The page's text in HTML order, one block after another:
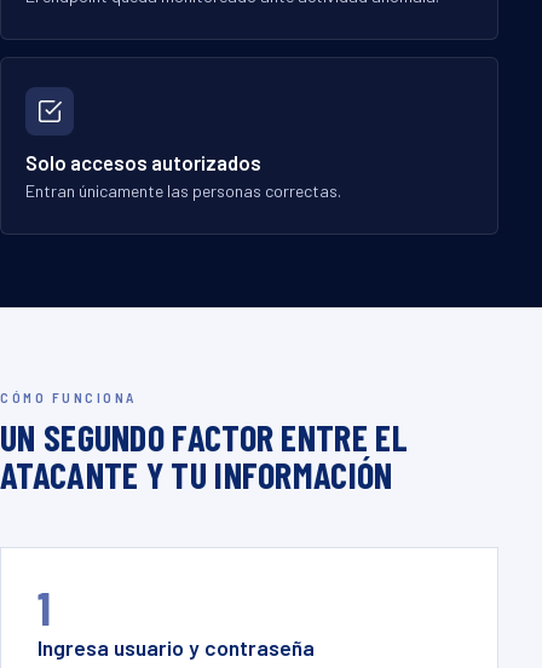
Solo accesos autorizados
Entran únicamente las personas correctas.
CÓMO FUNCIONA
UN SEGUNDO FACTOR ENTRE EL
ATACANTE Y TU INFORMACIÓN
1
Ingresa usuario y contraseña